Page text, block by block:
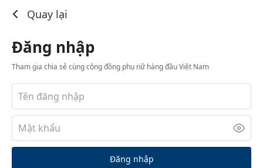
Quay lại
Đăng nhập
Tham gia chia sẻ cùng cộng đồng phụ nữ hàng đầu Việt Nam
Đăng nhập